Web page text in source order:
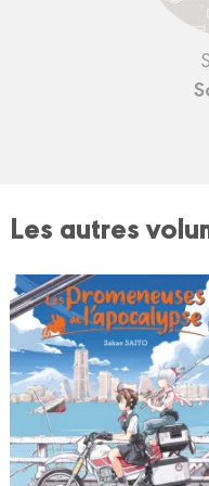
Les autres